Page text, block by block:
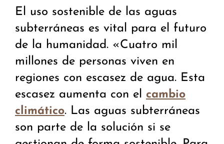
El uso sostenible de las aguas
subterráneas es vital para el futuro
de la humanidad. «Cuatro mil
millones de personas viven en
regiones con escasez de agua. Esta
escasez aumenta con el cambio
climático. Las aguas subterráneas
son parte de la solución si se